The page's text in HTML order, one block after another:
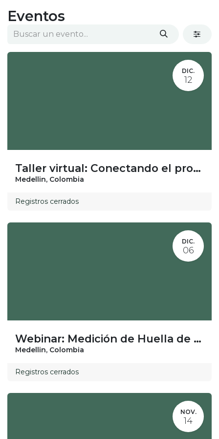
Eventos
DIC.
12
Taller virtual: Conectando el propósito de la empresa con el Sentido del Voluntariado
Medellin, Colombia
Registros cerrados
DIC.
06
Webinar: Medición de Huella de Carbono 2024: ¿Cómo empezar y que no te coja la tarde?
Medellin, Colombia
Registros cerrados
NOV.
14